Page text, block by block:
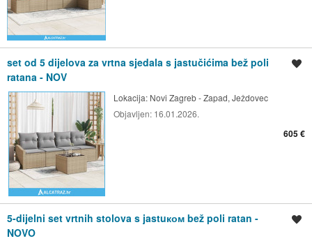
set od 5 dijelova za vrtna sjedala s jastučićima bež poli
ratana - NOV
Lokacija: Novi Zagreb - Zapad, Ježdovec
Objavljen: 16.01.2026.
605 €
5-dijelni set vrtnih stolova s jastuком bež poli ratan -
NOVO